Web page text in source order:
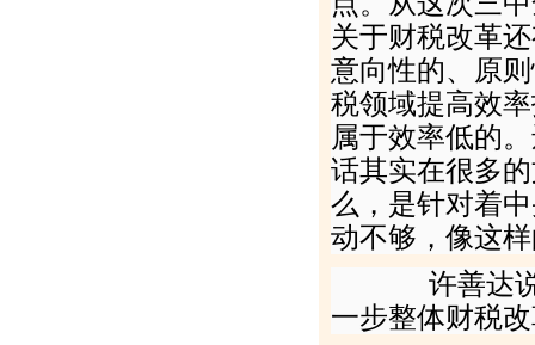
关于财税改革
意向性的、原
税领域提高效
属于效率低的
话其实在很多
么，是针对着
动不够，像这
许善达说
一步整体财税